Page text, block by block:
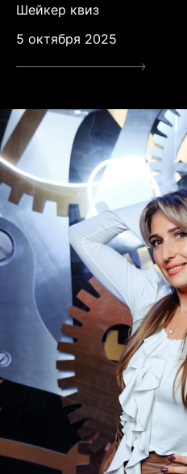
Шейкер квиз
5 октября 2025